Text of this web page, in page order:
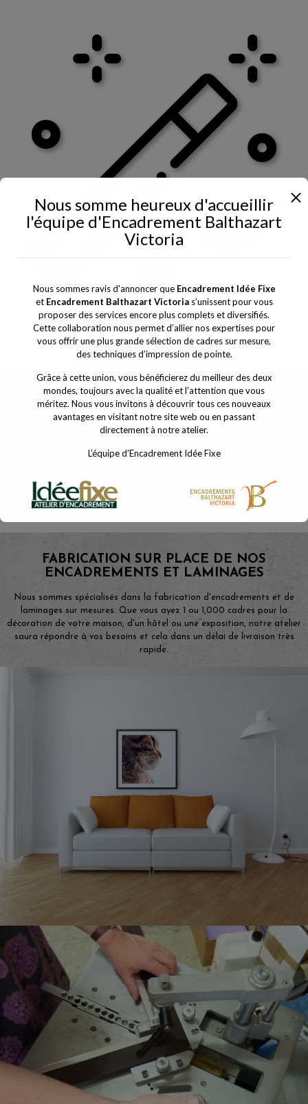
Retouche Photos
BANQUE D`IMAGE
Fichier pour aussi peu que 6$ ...
FABRICATION SUR PLACE DE NOS
ENCADREMENTS ET LAMINAGES
Nous sommes spécialisés dans la fabrication d'encadrements et de
laminages sur mesures. Que vous ayez 1 ou 1,000 cadres pour la
décoration de votre maison, d'un hôtel ou une exposition, notre atelier
saura répondre à vos besoins et cela dans un délai de livraison très
rapide.
ENCADREMENT DE VOS IMAGES
PROFESSIONNELLE
ÉQUIPEMENT SPÉCIALISÉ DANS
L'ENCADREMENT
Nous somme heureux d'accueillir
l'équipe d'Encadrement Balthazart
Victoria
Nous sommes ravis d'annoncer que Encadrement Idée Fixe
et Encadrement Balthazart Victorias’unissent pour vous
proposer des services encore plus complets et diversifiés.
Cette collaboration nous permet d’allier nos expertises pour
vous offrir une plus grande sélection de cadres sur mesure,
des techniques d’impression de pointe.
Grâce à cette union, vous bénéficierez du meilleur des deux
mondes, toujours avec la qualité et l’attention que vous
méritez. Nous vous invitons à découvrir tous ces nouveaux
avantages en visitant notre site web ou en passant
directement à notre atelier.
L’équipe d’Encadrement Idée Fixe